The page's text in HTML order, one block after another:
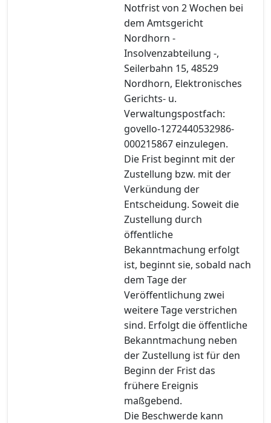
Notfrist von 2 Wochen bei
dem Amtsgericht
Nordhorn -
Insolvenzabteilung -,
Seilerbahn 15, 48529
Nordhorn, Elektronisches
Gerichts- u.
Verwaltungspostfach:
govello-1272440532986-
000215867 einzulegen.
Die Frist beginnt mit der
Zustellung bzw. mit der
Verkündung der
Entscheidung. Soweit die
Zustellung durch
öffentliche
Bekanntmachung erfolgt
ist, beginnt sie, sobald nach
dem Tage der
Veröffentlichung zwei
weitere Tage verstrichen
sind. Erfolgt die öffentliche
Bekanntmachung neben
der Zustellung ist für den
Beginn der Frist das
frühere Ereignis
maßgebend.
Die Beschwerde kann